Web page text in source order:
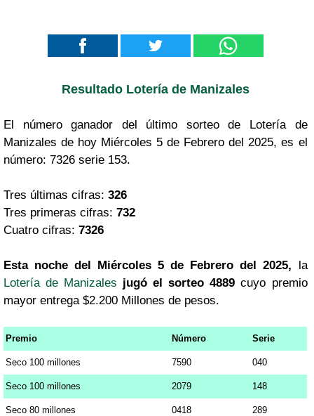
Resultado Lotería de Manizales
El número ganador del último sorteo de Lotería de
Manizales de hoy Miércoles 5 de Febrero del 2025, es el
número: 7326 serie 153.
Tres últimas cifras: 326
Tres primeras cifras: 732
Cuatro cifras: 7326
Esta noche del Miércoles 5 de Febrero del 2025, la
Lotería de Manizales jugó el sorteo 4889 cuyo premio
mayor entrega $2.200 Millones de pesos.
Premio Número Serie
Seco 100 millones 7590 040
Seco 100 millones 2079 148
Seco 80 millones 0418 289